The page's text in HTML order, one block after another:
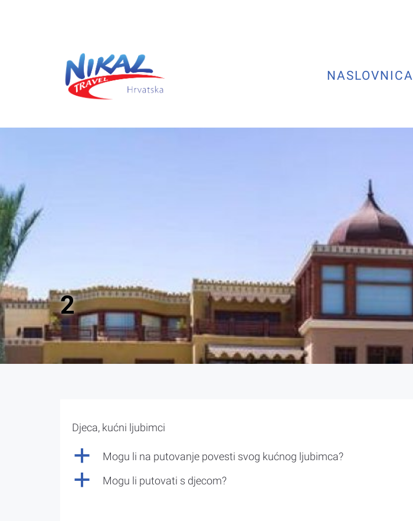
NASLOVNICA
2
Djeca, kućni ljubimci
a Mogu li na putovanje povesti svog kućnog ljubimca?
a Mogu li putovati s djecom?